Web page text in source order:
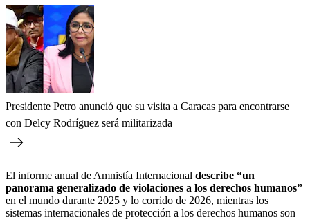
Presidente Petro anunció que su visita a Caracas para encontrarse
con Delcy Rodríguez será militarizada
El informe anual de Amnistía Internacional describe “un
panorama generalizado de violaciones a los derechos humanos”
en el mundo durante 2025 y lo corrido de 2026, mientras los
sistemas internacionales de protección a los derechos humanos son